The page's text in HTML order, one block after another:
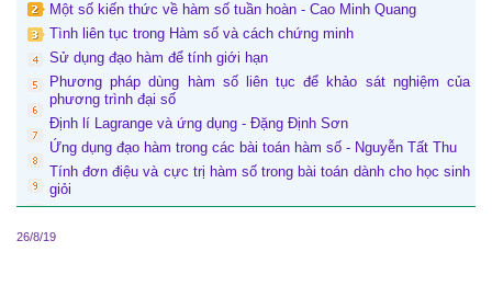
Một số kiến thức về hàm số tuần hoàn - Cao Minh Quang
Tình liên tục trong Hàm số và cách chứng minh
Sử dụng đạo hàm để tính giới hạn
Phương pháp dùng hàm số liên tục để khảo sát nghiệm của
phương trình đại số
Định lí Lagrange và ứng dụng - Đặng Định Sơn
Ứng dụng đạo hàm trong các bài toán hàm số - Nguyễn Tất Thu
Tính đơn điệu và cực trị hàm số trong bài toán dành cho học sinh
giỏi
26/8/19